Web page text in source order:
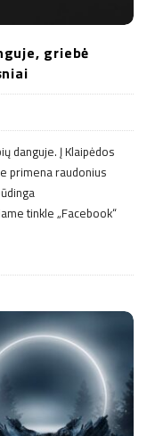
griebė
danguje. Į Klaipėdos
primena raudonius
tinkle „Facebook“